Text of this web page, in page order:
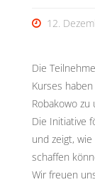
12.
Die
Kurses
Robakowo
Die Initiative
und zeigt,
schaffen
Wir freuen